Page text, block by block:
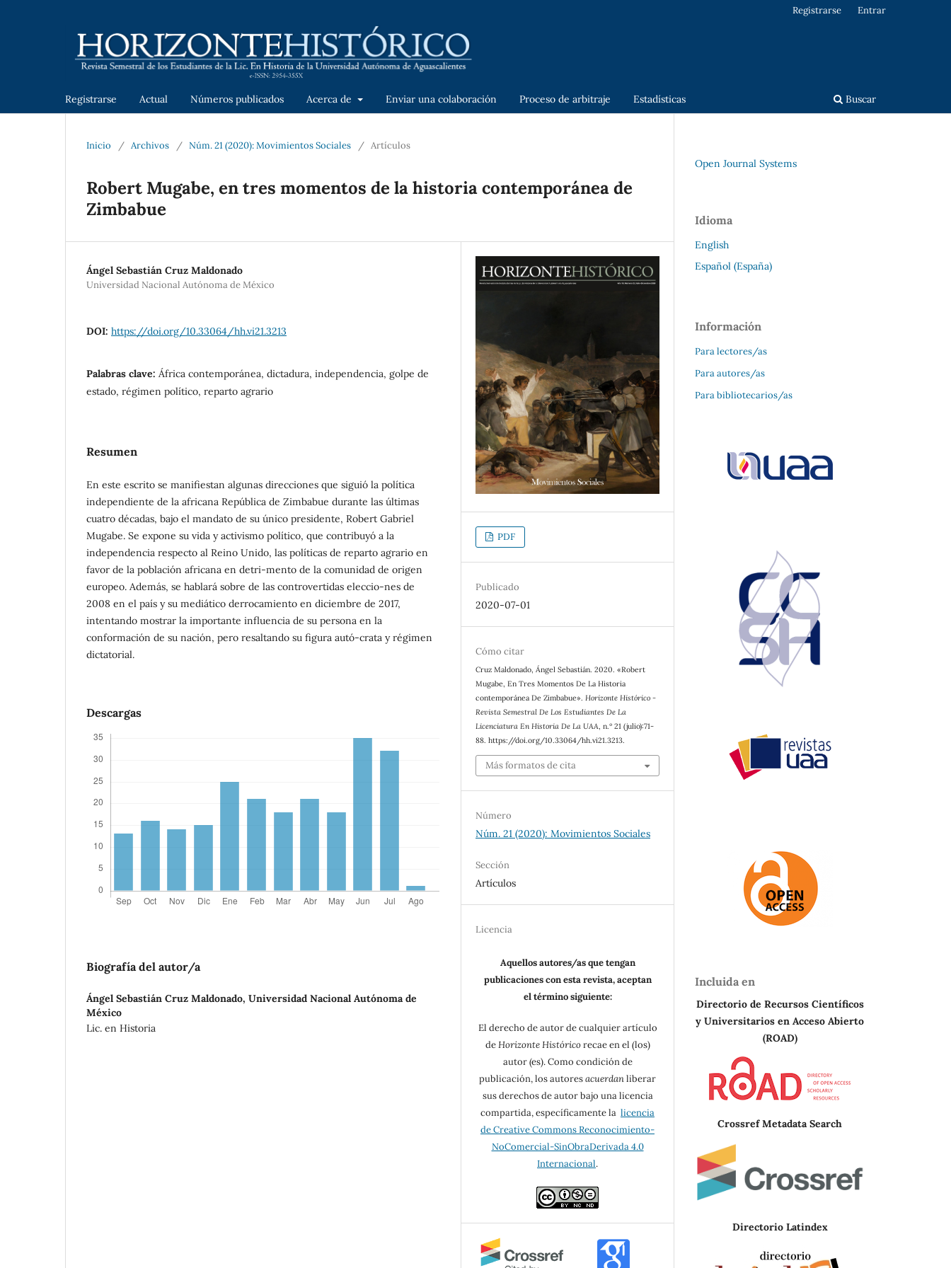
Registrarse Actual Números publicados Acerca de Enviar una colaboración Proceso de arbitraje Estadísticas Buscar
Registrarse Entrar
Inicio / Archivos / Núm. 21 (2020): Movimientos Sociales / Artículos
Robert Mugabe, en tres momentos de la historia contemporánea de
Zimbabue
Ángel Sebastián Cruz Maldonado
Universidad Nacional Autónoma de México
DOI: https://doi.org/10.33064/hh.vi21.3213
Palabras clave: África contemporánea, dictadura, independencia, golpe de
estado, régimen político, reparto agrario
Resumen
En este escrito se manifiestan algunas direcciones que siguió la política
independiente de la africana República de Zimbabue durante las últimas
cuatro décadas, bajo el mandato de su único presidente, Robert Gabriel
Mugabe. Se expone su vida y activismo político, que contribuyó a la
independencia respecto al Reino Unido, las políticas de reparto agrario en
favor de la población africana en detri-mento de la comunidad de origen
europeo. Además, se hablará sobre de las controvertidas eleccio-nes de
2008 en el país y su mediático derrocamiento en diciembre de 2017,
intentando mostrar la importante influencia de su persona en la
conformación de su nación, pero resaltando su figura autó-crata y régimen
dictatorial.
Descargas
Biografía del autor/a
Ángel Sebastián Cruz Maldonado, Universidad Nacional Autónoma de
México
Lic. en Historia
PDF
Publicado
2020-07-01
Cómo citar
Cruz Maldonado, Ángel Sebastián. 2020. «Robert
Mugabe, En Tres Momentos De La Historia
contemporánea De Zimbabue».Horizonte Histórico -
Revista Semestral De Los Estudiantes De La
Licenciatura En Historia De La UAA, n.º 21 (julio):71-
88. https://doi.org/10.33064/hh.vi21.3213.
Más formatos de cita
Número
Núm. 21 (2020): Movimientos Sociales
Sección
Artículos
Licencia
Aquellos autores/as que tengan
publicaciones con esta revista, aceptan
el término siguiente:
El derecho de autor de cualquier artículo
deHorizonte Históricorecae en el (los)
autor (es). Como condición de
publicación, los autoresacuerdanliberar
sus derechos de autor bajo una licencia
compartida, específicamente la licencia
de Creative Commons Reconocimiento-
NoComercial-SinObraDerivada 4.0
Internacional.
Open Journal Systems
Idioma
English
Español (España)
Información
Para lectores/as
Para autores/as
Para bibliotecarios/as
Incluida en
Directorio de Recursos Científicos
y Universitarios en Acceso Abierto
(ROAD)
Crossref Metadata Search
Directorio Latindex